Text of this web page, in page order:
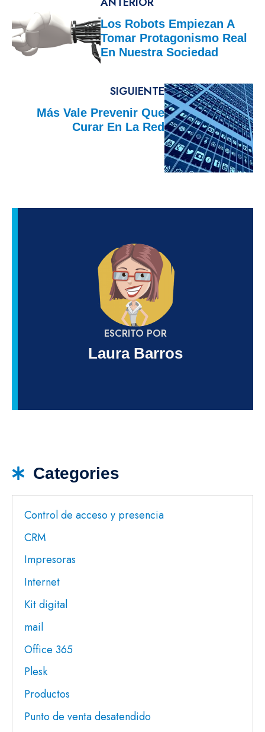
Los Robots Empiezan A
Tomar Protagonismo Real
En Nuestra Sociedad
SIGUIENTE
Más Vale Prevenir Que
Curar En La Red
ESCRITO POR
Laura Barros
Categories
Control de acceso y presencia
CRM
Impresoras
Internet
Kit digital
mail
Office 365
Plesk
Productos
Punto de venta desatendido